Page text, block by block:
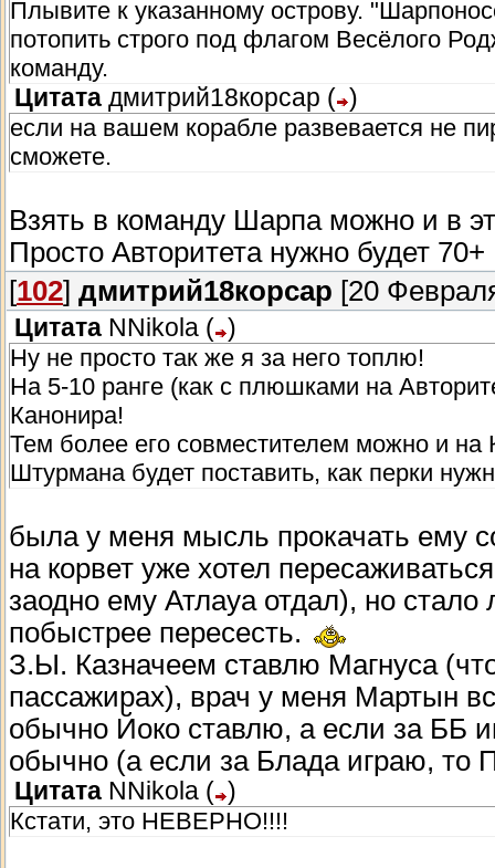
Плывите к указанному острову.
потопить строго под флагом Весёлого
команду.
Цитата дмитрий18корсар ( )
если на вашем корабле развевается не
сможете.
Взять в команду Шарпа можно и в
Просто Авторитета нужно будет 70+
[102] дмитрий18корсар [20
Цитата NNikola ( )
Ну не просто так же я за него топлю!
На 5-10 ранге (как с плюшками на
Канонира!
Тем более его совместителем можно и на
Штурмана будет поставить, как перки
была у меня мысль прокачать ему
на корвет уже хотел
заодно ему Атлауа отдал), но стало
побыстрее пересесть.
З.Ы. Казначеем ставлю Магнуса
пассажирах), врач у меня Мартын
обычно Йоко ставлю, а если за ББ
обычно (а если за Блада играю, то
Цитата NNikola ( )
Кстати, это НЕВЕРНО!!!!